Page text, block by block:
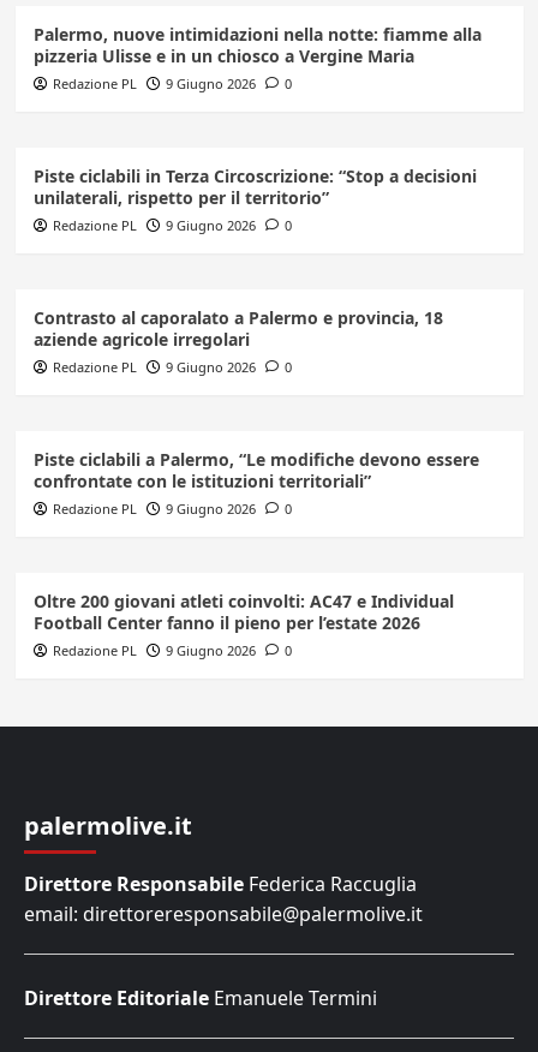
Palermo, nuove intimidazioni nella notte: fiamme alla
pizzeria Ulisse e in un chiosco a Vergine Maria
Redazione PL 9 Giugno 2026 0
Piste ciclabili in Terza Circoscrizione: “Stop a decisioni
unilaterali, rispetto per il territorio”
Redazione PL 9 Giugno 2026 0
Contrasto al caporalato a Palermo e provincia, 18
aziende agricole irregolari
Redazione PL 9 Giugno 2026 0
Piste ciclabili a Palermo, “Le modifiche devono essere
confrontate con le istituzioni territoriali”
Redazione PL 9 Giugno 2026 0
Oltre 200 giovani atleti coinvolti: AC47 e Individual
Football Center fanno il pieno per l’estate 2026
Redazione PL 9 Giugno 2026 0
palermolive.it
Direttore Responsabile Federica Raccuglia
email: direttoreresponsabile@palermolive.it
Direttore Editoriale Emanuele Termini